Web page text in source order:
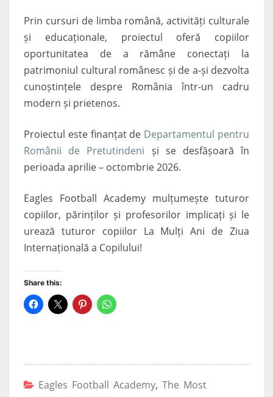
Prin cursuri de limba română, activități culturale
și educaționale, proiectul oferă copiilor
oportunitatea de a rămâne conectați la
patrimoniul cultural românesc și de a-și dezvolta
cunoștințele despre România într-un cadru
modern și prietenos.
Proiectul este finanțat de Departamentul pentru
Românii de Pretutindeni și se desfășoară în
perioada aprilie – octombrie 2026.
Eagles Football Academy mulțumește tuturor
copiilor, părinților și profesorilor implicați și le
urează tuturor copiilor La Mulți Ani de Ziua
Internațională a Copilului!
Share this:
Eagles Football Academy, The Most